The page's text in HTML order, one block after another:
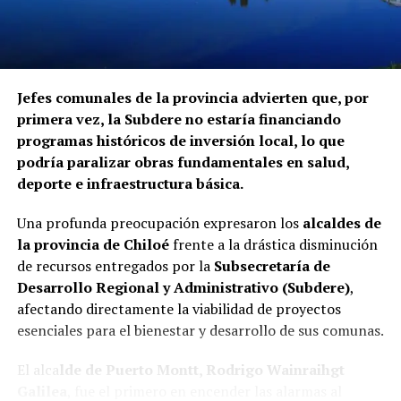
procedimientos disciplinarios ni ha emitido
fiscalizaciones y solicitará antecedentes a cada
organismo involucrado para determinar las
responsabilidades administrativas correspondientes.
Jefes comunales de la provincia advierten que, por
primera vez, la Subdere no estaría financiando
programas históricos de inversión local, lo que
podría paralizar obras fundamentales en salud,
deporte e infraestructura básica.
Una profunda preocupación expresaron los alcaldes de
la provincia de Chiloéfrente a la drástica disminución
de recursos entregados por la Subsecretaría de
Desarrollo Regional y Administrativo (Subdere),
afectando directamente la viabilidad de proyectos
esenciales para el bienestar y desarrollo de sus comunas.
El alca lde de Puerto Montt, Rodrigo Wainraihgt